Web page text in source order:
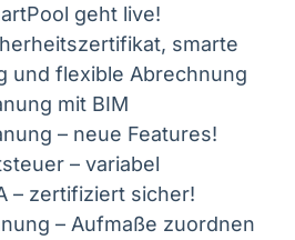
geht live!
smarte
und flexible Abrechnung
mit BIM
– neue Features!
– variabel
– zertifiziert sicher!
– Aufmaße zuordnen